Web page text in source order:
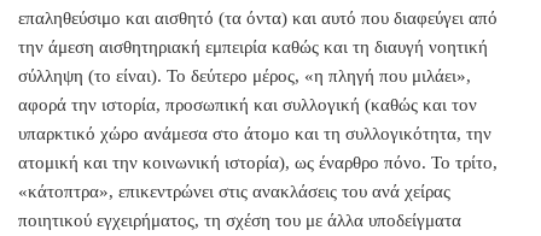
επαληθεύσιμο και αισθητό (τα όντα) και αυτό που διαφεύγει από
την άμεση αισθητηριακή εμπειρία καθώς και τη διαυγή νοητική
σύλληψη (το είναι). Το δεύτερο μέρος, «η πληγή που μιλάει»,
αφορά την ιστορία, προσωπική και συλλογική (καθώς και τον
υπαρκτικό χώρο ανάμεσα στο άτομο και τη συλλογικότητα, την
ατομική και την κοινωνική ιστορία), ως έναρθρο πόνο. Το τρίτο,
«κάτοπτρα», επικεντρώνει στις ανακλάσεις του ανά χείρας
ποιητικού εγχειρήματος, τη σχέση του με άλλα υποδείγματα